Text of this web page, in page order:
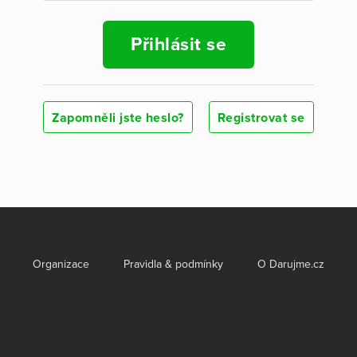
Přihlásit se
Zapomněli jste heslo? Registrovat se
Organizace Pravidla & podmínky O Darujme.cz